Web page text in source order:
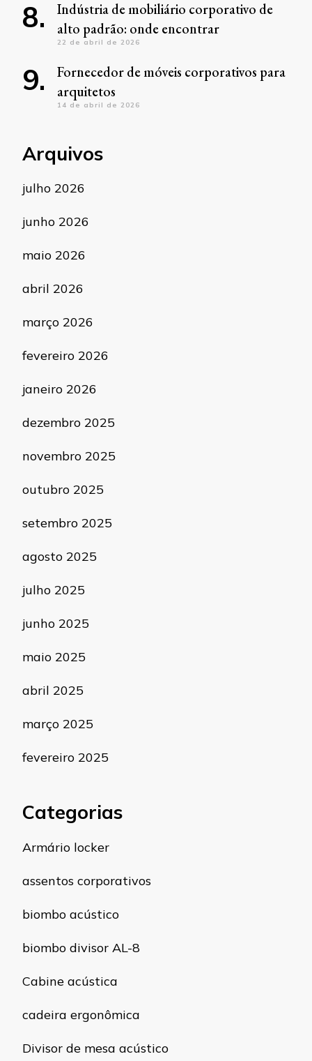
Indústria de mobiliário corporativo de
alto padrão: onde encontrar
22 de abril de 2026
Fornecedor de móveis corporativos para
arquitetos
14 de abril de 2026
Arquivos
julho 2026
junho 2026
maio 2026
abril 2026
março 2026
fevereiro 2026
janeiro 2026
dezembro 2025
novembro 2025
outubro 2025
setembro 2025
agosto 2025
julho 2025
junho 2025
maio 2025
abril 2025
março 2025
fevereiro 2025
Categorias
Armário locker
assentos corporativos
biombo acústico
biombo divisor AL-8
Cabine acústica
cadeira ergonômica
Divisor de mesa acústico